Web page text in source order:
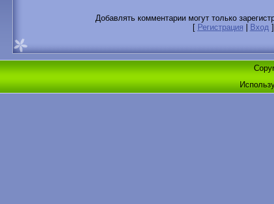
Добавлять комментарии могут только
[ Регистрация Вход]